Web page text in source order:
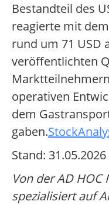
Bestandteil des
reagierte mit
rund um 71 USD
veröffentlichten
operativen
dem
gaben.
Stand: 31.05.2026
Von der AD HOC
spezialisiert auf